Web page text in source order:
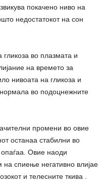
покачено ниво на
недостатокот на сон
гликоза во плазмата и
на времето за
нивоата на гликоза и
во подоцнежните
промени во овие
останаа стабилни во
Овие наоди
спиење негативно влијае
и телесните ткива .